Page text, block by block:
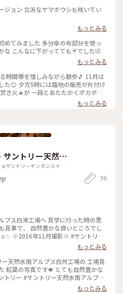
ジョン 立派なヤマボウシも咲いてい
もっとみる
めてみました 多分傘の布部分を使っ
な こんなに下がってても☔️でした🤣
もっとみる
売が片付け
き火🔥が 一段とあたたかくポカポカ
ンでステキなんだろうな♡ いつ行
もっとみる
ントリー天然水
学）
サントリーテンネンスイミ
96
プス白洲工場へ 見学に行った時の思
見事で、 自然豊かな良いところでし
☺️✨ ※2016年11月撮影※ #サントリー
場 #天然水南アルプス白洲工場 #天然
小さな秋 #紅葉 #秋 #日本の秋 #山梨県
もっとみる
天然水南アルプス白州工場の 工場見
紅葉の写真です🍁 とても自然豊かな
トリー #サントリー天然水南アルプス
ス白州工場 #工場見学 #紅葉もっとみる